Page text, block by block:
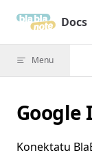
Skip to contentDocs
Menu
Google
Konektatu